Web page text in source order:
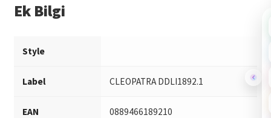
Ek Bilgi
Style
Label CLEOPATRA DDLI1892.1
EAN 0889466189210